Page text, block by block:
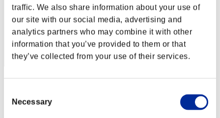
traffic. We also share information about your use of
our site with our social media, advertising and
analytics partners who may combine it with other
information that you’ve provided to them or that
they’ve collected from your use of their services.
Selection
Necessary
スコア: -
RANK
83